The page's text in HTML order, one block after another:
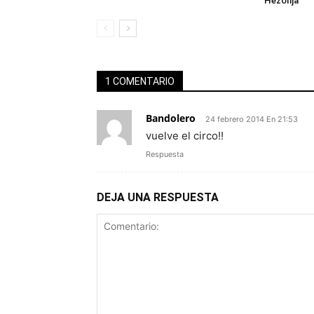
1 COMENTARIO
Bandolero 24 febrero 2014 En 21:53
vuelve el circo!!
Respuesta
DEJA UNA RESPUESTA